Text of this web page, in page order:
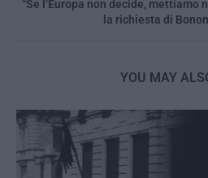
“Se l’Europa non decide, mettiamo
la richiesta di
YOU MAY